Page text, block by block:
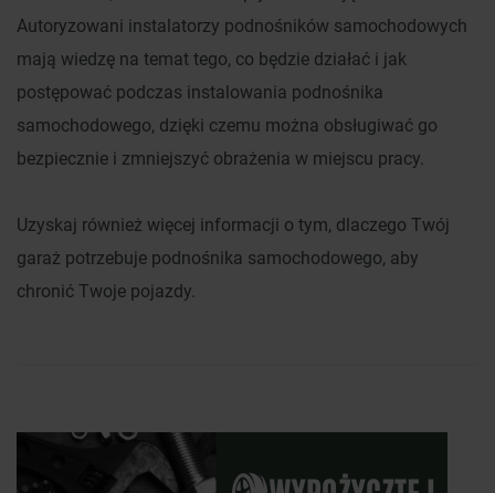
Autoryzowani instalatorzy podnośników samochodowych
mają wiedzę na temat tego, co będzie działać i jak
postępować podczas instalowania podnośnika
samochodowego, dzięki czemu można obsługiwać go
bezpiecznie i zmniejszyć obrażenia w miejscu pracy.
Uzyskaj również więcej informacji o tym, dlaczego Twój
garaż potrzebuje podnośnika samochodowego, aby
chronić Twoje pojazdy.